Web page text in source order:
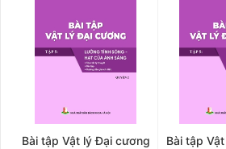
Bài tập Vật lý Đại cương
Bài tập